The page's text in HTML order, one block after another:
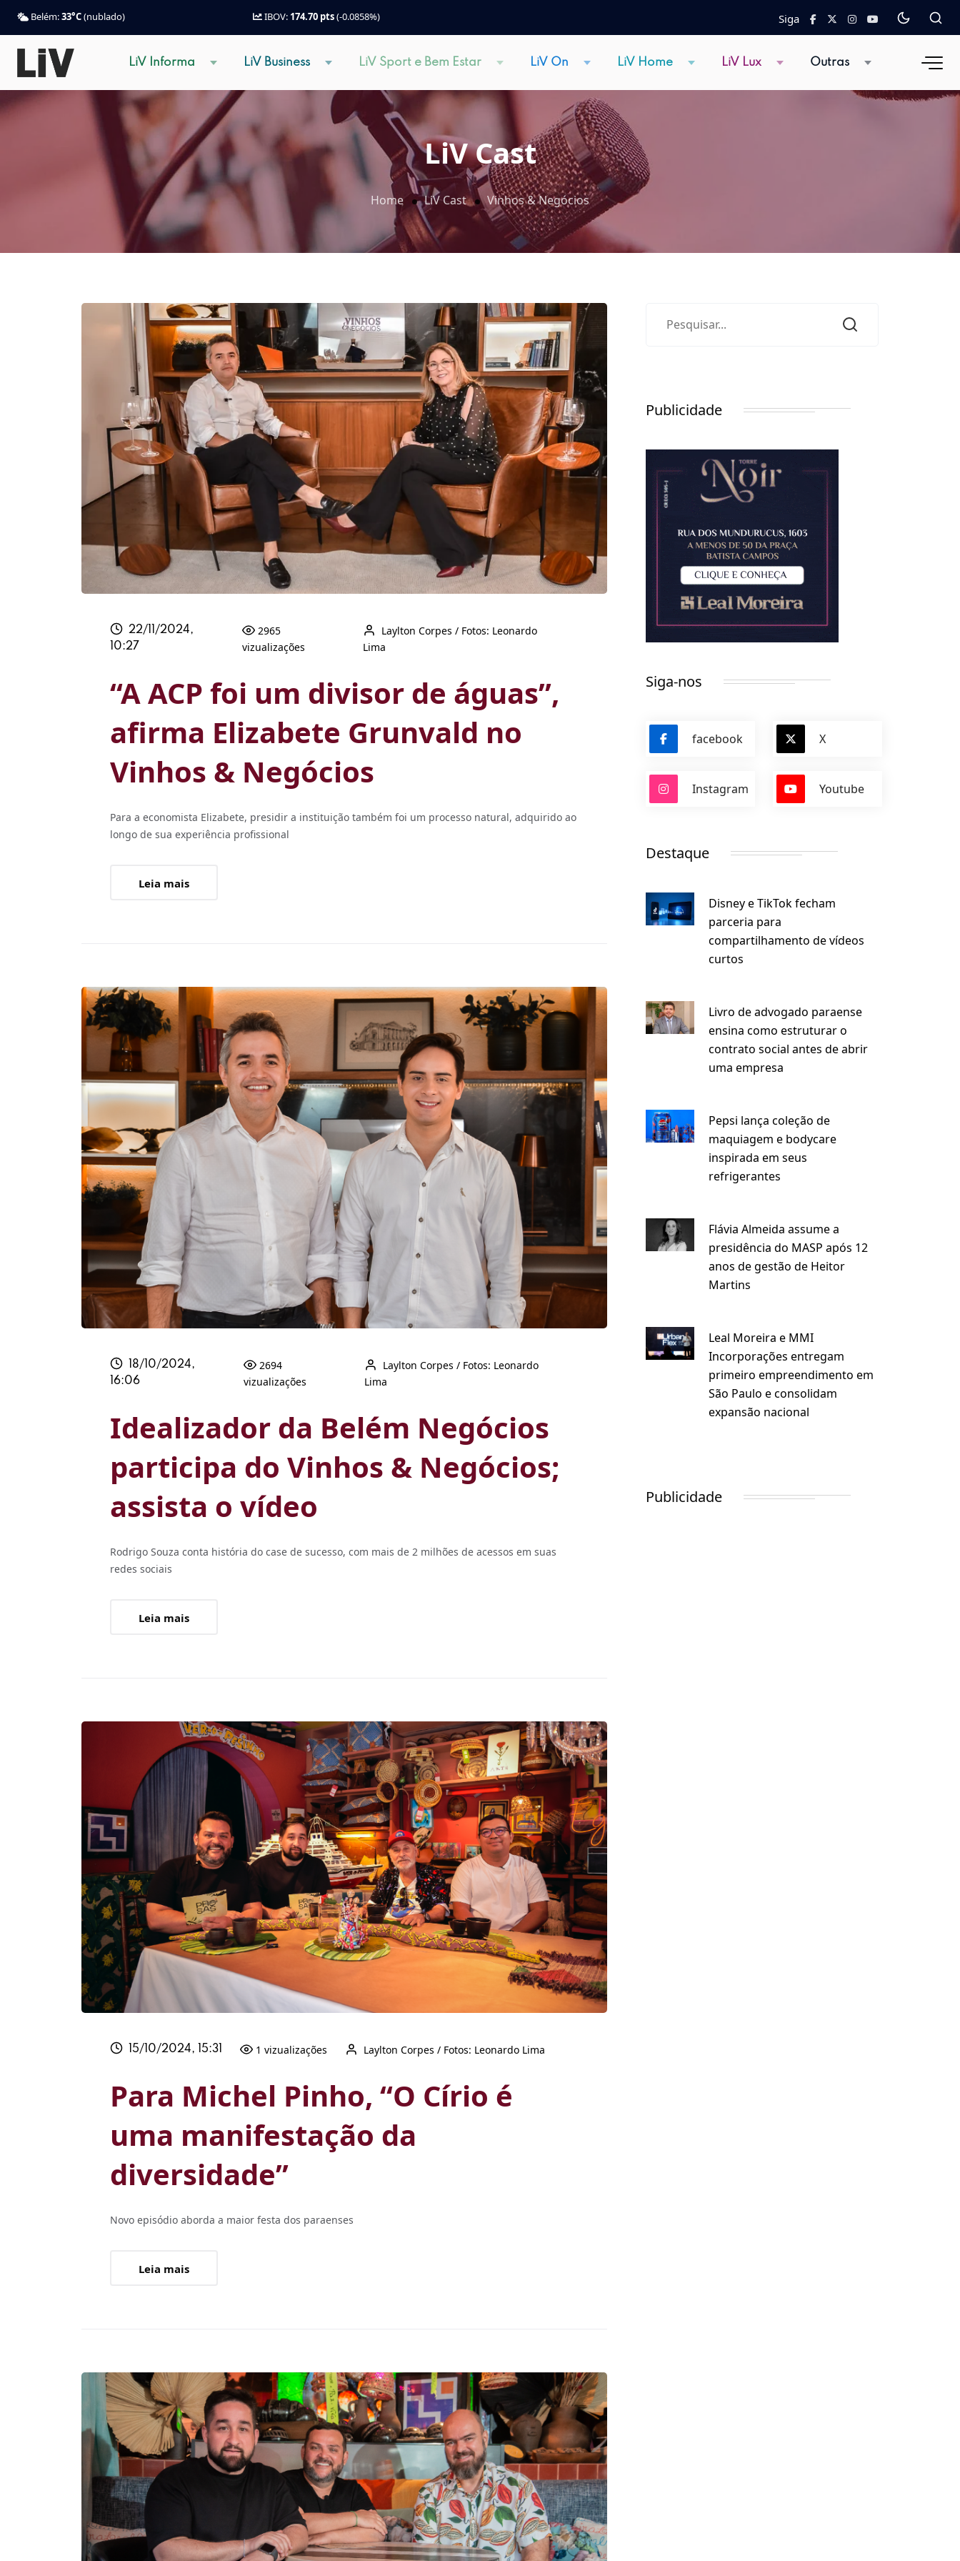
Belém:33°C(nublado) IBOV: 174.70 pts(-0.0858%) Siga
LiV Informa LiV Business LiV Sport e Bem Estar LiV On LiV Home LiV Lux Outras
LiV Cast
Home LiV Cast Vinhos & Negócios
22/11/2024,
10:27
2965
vizualizações
Laylton Corpes / Fotos: Leonardo
Lima
“A ACP foi um divisor de águas”,
afirma Elizabete Grunvald no
Vinhos & Negócios
Para a economista Elizabete, presidir a instituição também foi um processo natural, adquirido ao
longo de sua experiência profissional
Leia mais
18/10/2024,
16:06
2694
vizualizações
Laylton Corpes / Fotos: Leonardo
Lima
Idealizador da Belém Negócios
participa do Vinhos & Negócios;
assista o vídeo
Rodrigo Souza conta história do case de sucesso, com mais de 2 milhões de acessos em suas
redes sociais
Leia mais
15/10/2024, 15:31 1 vizualizações Laylton Corpes / Fotos: Leonardo Lima
Para Michel Pinho, “O Círio é
uma manifestação da
diversidade”
Novo episódio aborda a maior festa dos paraenses
Leia mais
Publicidade
Siga-nos
facebook X
Instagram Youtube
Destaque
Disney e TikTok fecham
parceria para
compartilhamento de vídeos
curtos
Livro de advogado paraense
ensina como estruturar o
contrato social antes de abrir
uma empresa
Pepsi lança coleção de
maquiagem e bodycare
inspirada em seus
refrigerantes
Flávia Almeida assume a
presidência do MASP após 12
anos de gestão de Heitor
Martins
Leal Moreira e MMI
Incorporações entregam
primeiro empreendimento em
São Paulo e consolidam
expansão nacional
Publicidade